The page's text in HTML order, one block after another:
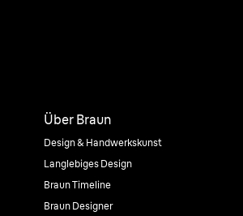
Über Braun
Design & Handwerkskunst
Langlebiges Design
Braun Timeline
Braun Designer